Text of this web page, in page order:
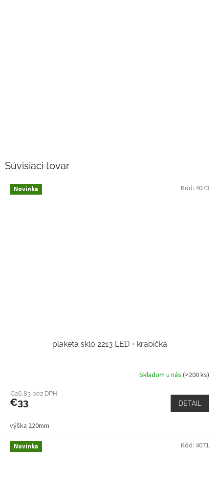
Súvisiaci tovar
Novinka
plaketa sklo 2213 LED + krabička
Skladom u nás (>200 ks)
€26,83 bez DPH
€33 DETAIL
výška 220mm
Kód: 4073
Novinka Kód: 4071